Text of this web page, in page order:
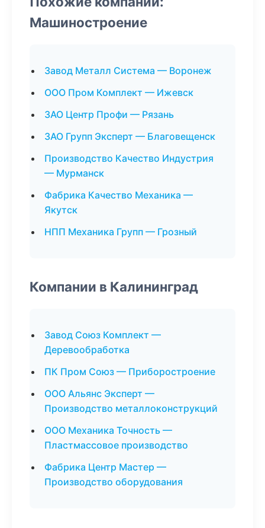
Машиностроение
Завод Металл Система — Воронеж
ООО Пром Комплект — Ижевск
ЗАО Центр Профи — Рязань
ЗАО Групп Эксперт — Благовещенск
Производство Качество Индустрия
— Мурманск
Фабрика Качество Механика —
Якутск
НПП Механика Групп — Грозный
Компании в Калининград
Завод Союз Комплект —
Деревообработка
ПК Пром Союз — Приборостроение
ООО Альянс Эксперт —
Производство металлоконструкций
ООО Механика Точность —
Пластмассовое производство
Фабрика Центр Мастер —
Производство оборудования